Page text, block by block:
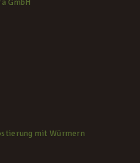
GmbH
mit Würmern